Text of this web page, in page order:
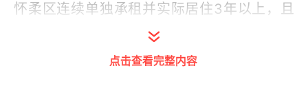
怀柔区连续单独承租并实际居住3年以上，且
在住房租赁监管平台登记备案、其父母在怀柔
区合法稳定就业3年以上条件家庭的适龄儿
点击查看完整内容